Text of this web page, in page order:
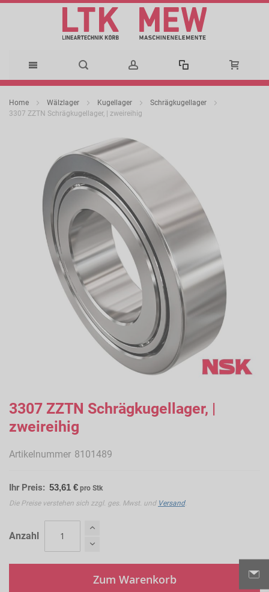
zum
Home Wälzlager Kugellager
Schrägkugellager
3307 ZZTN Schrägkugellager, | zweireihig
Bildergalerie
springen
Anfang
der
Bildergalerie
3307 ZZTN Schrägkugellager, |
zweireihig
Artikelnummer 8101489
Ihr Preis: 53,61 € pro Stk
Die Preise verstehen sich zzgl. ges. Mwst. und Versand.
Anzahl
Zum Warenkorb